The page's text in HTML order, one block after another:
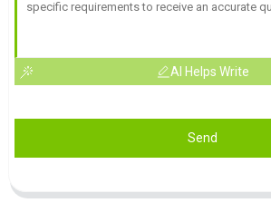
AI Helps Write
Send